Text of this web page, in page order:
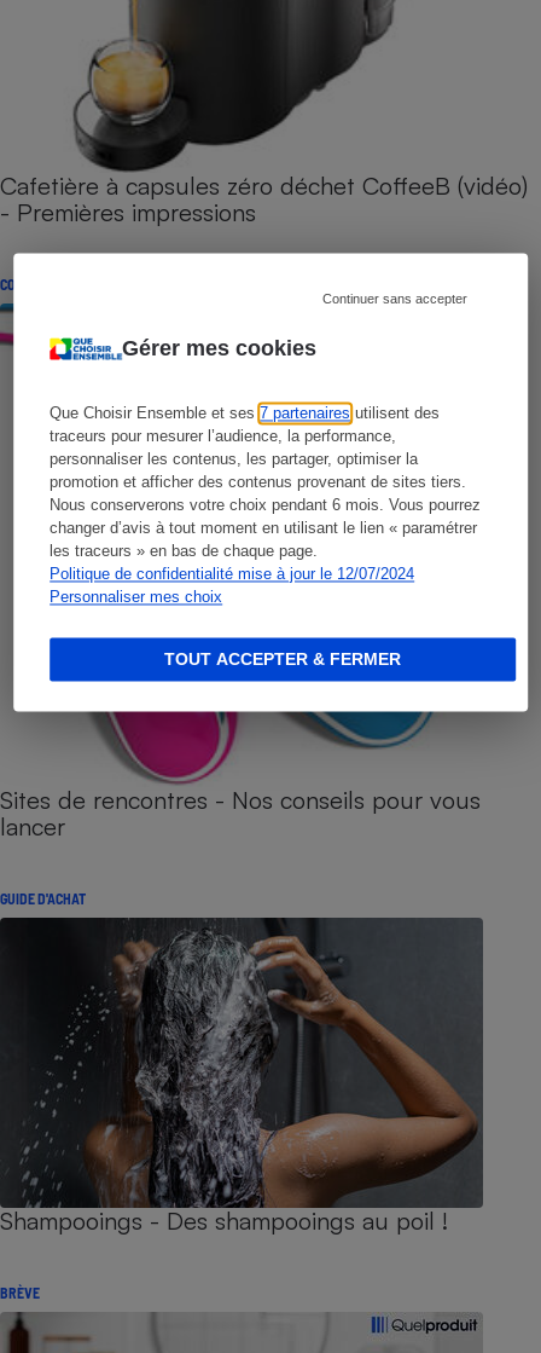
Gérer mes cookies
Que Choisir Ensemble et ses7 partenaires utilisent des
traceurs pour mesurer l’audience, la performance,
personnaliser les contenus, les partager, optimiser la
promotion et afficher des contenus provenant de sites tiers.
Nous conserverons votre choix pendant 6 mois. Vous pourrez
changer d’avis à tout moment en utilisant le lien « paramétrer
les traceurs » en bas de chaque page.
Politique de confidentialité mise à jour le 12/07/2024
Personnaliser mes choix
Continuer sans accepter
TOUT ACCEPTER & FERMER
Cafetière à capsules zéro déchet CoffeeB (vidéo)
- Premières impressions
CONSEILS
Sites de rencontres - Nos conseils pour vous
lancer
GUIDE D'ACHAT
Shampooings - Des shampooings au poil !
BRÈVE